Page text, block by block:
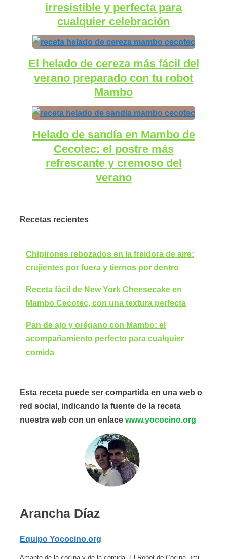
irresistible y perfecta para
cualquier celebración
El helado de cereza más fácil del
verano preparado con tu robot
Mambo
Helado de sandía en Mambo de
Cecotec: el postre más
refrescante y cremoso del
verano
Recetas recientes
Chipirones rebozados en la freidora de aire:
crujientes por fuera y tiernos por dentro
Receta fácil de New York Cheesecake en
Mambo Cecotec, con una textura perfecta
Pan de ajo y orégano con Mambo: el
acompañamiento perfecto para cualquier
comida
Esta receta puede ser compartida en una web o
red social, indicando la fuente de la receta
nuestra web con un enlace www.yococino.org
Arancha Díaz
Equipo Yococino.org